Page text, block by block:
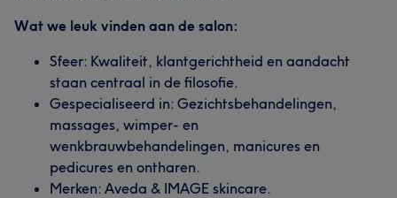
Wat we leuk vinden aan de salon:
Sfeer: Kwaliteit, klantgerichtheid en aandacht
staan centraal in de filosofie.
Gespecialiseerd in: Gezichtsbehandelingen,
massages, wimper- en
wenkbrauwbehandelingen, manicures en
pedicures en ontharen.
Merken: Aveda & IMAGE skincare.